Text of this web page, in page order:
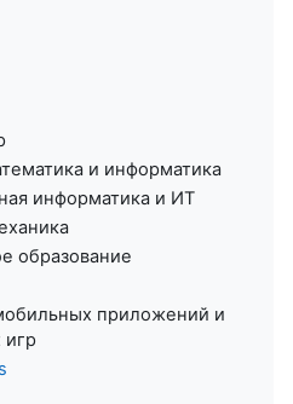
и информатика
информатика и ИТ
образование
приложений и